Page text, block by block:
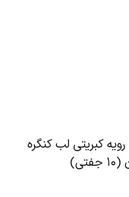
کبریتی لب کنگره